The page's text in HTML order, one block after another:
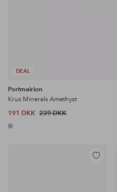
DEAL
Portmeirion
Krus Minerals Amethyst
191 DKK 239 DKK
Tilføj